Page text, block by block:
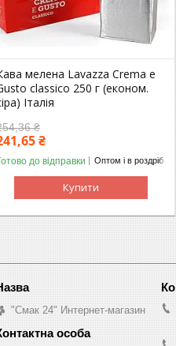
мелена Lavazza Crema e
classico 250 г (економ.
Італія
₴
₴
до відправки Оптом і в роздріб
Купити
"Смак 24" Интернет-магазин